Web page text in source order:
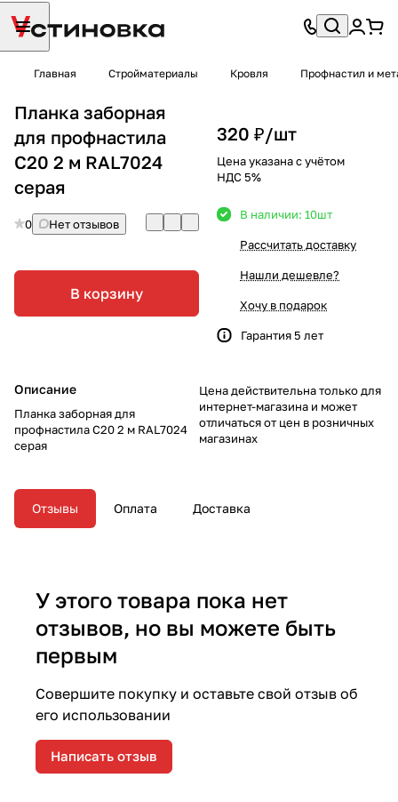
Главная Стройматериалы Кровля Профнастил и
Планка заборная
для профнастила
С20 2 м RAL7024
серая
0 Нет отзывов
В корзину
Описание
Планка заборная для
профнастила С20 2 м RAL7024
серая
320 ₽/шт
Цена указана с учётом
НДС 5%
В наличии: 10шт
Рассчитать доставку
Нашли дешевле?
Хочу в подарок
Гарантия 5 лет
Цена действительна только для
интернет-магазина и может
отличаться от цен в розничных
магазинах
Отзывы Оплата Доставка
У этого товара пока нет
отзывов, но вы можете быть
первым
Совершите покупку и оставьте свой отзыв об
его использовании
Написать отзыв